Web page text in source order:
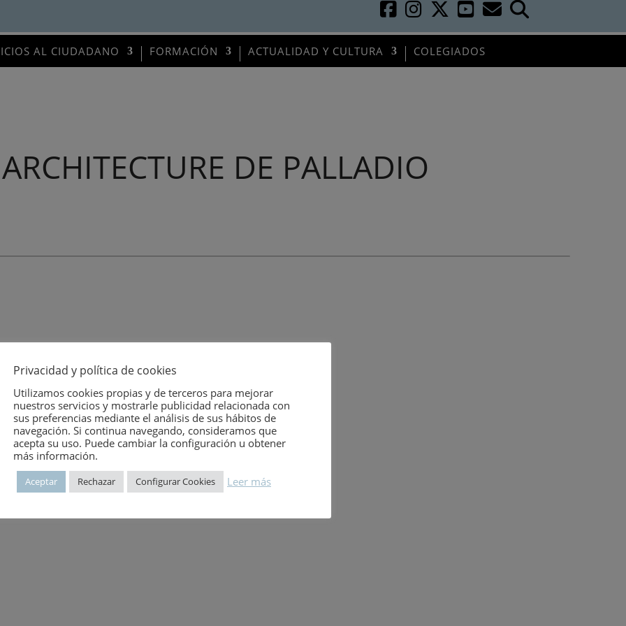
AL CIUDADANO FORMACIÓN ACTUALIDAD Y CULTURA COLEGIADOS
DE PALLADIO
Privacidad y política de cookies
Utilizamos cookies propias y de terceros para mejorar
nuestros servicios y mostrarle publicidad relacionada con
sus preferencias mediante el análisis de sus hábitos de
navegación. Si continua navegando, consideramos que
acepta su uso. Puede cambiar la configuración u obtener
más información.
Aceptar Rechazar Configurar Cookies Leer más